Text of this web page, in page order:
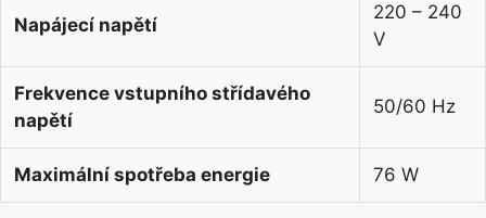
Napájecí napětí
220 – 240
V
Frekvence vstupního střídavého
napětí
50/60 Hz
Maximální spotřeba energie 76 W